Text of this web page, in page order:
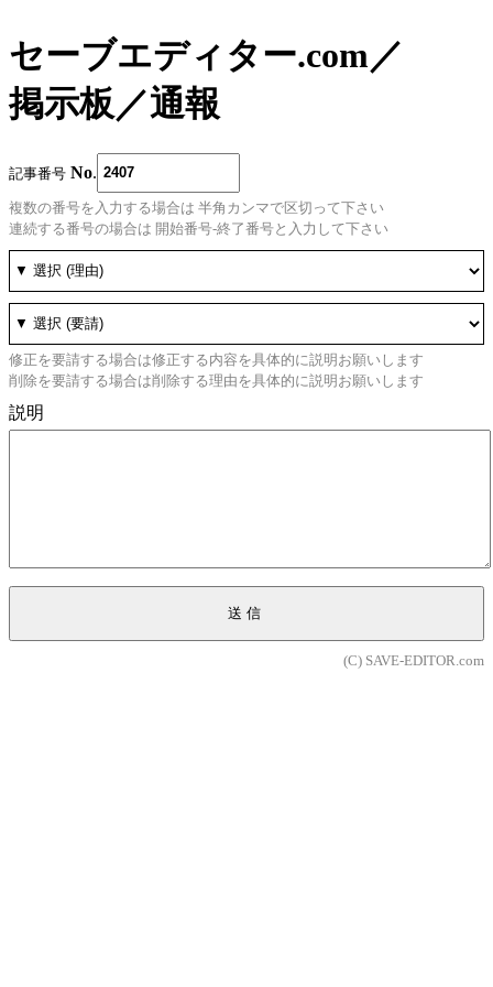
セーブエディター.com／
掲示板／通報
記事番号 No
複数の番号を入力する場合は 半角カンマで区切って下さい
連続する番号の場合は 開始番号-終了番号と入力して下さい
修正を要請する場合は修正する内容を具体的に説明お願いします
削除を要請する場合は削除する理由を具体的に説明お願いします
説明
送信
(C) SAVE-EDITOR.com